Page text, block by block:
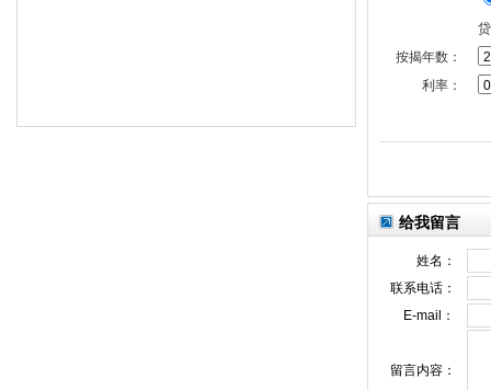
按揭年数：
利率：
给我留言
姓名：
联系电话：
E-mail：
留言内容：